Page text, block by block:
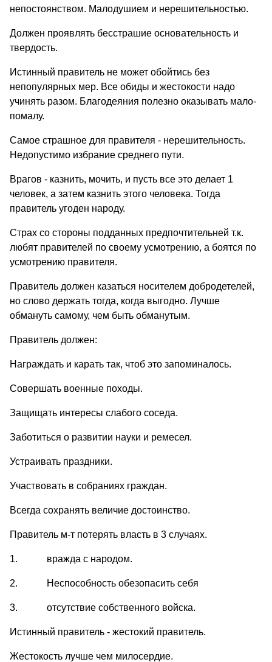
непостоянством. Малодушием и нерешительностью.
Должен проявлять бесстрашие основательность и
твердость.
Истинный правитель не может обойтись без
непопулярных мер. Все обиды и жестокости надо
учинять разом. Благодеяния полезно оказывать мало-
помалу.
Самое страшное для правителя - нерешительность.
Недопустимо избрание среднего пути.
Врагов - казнить, мочить, и пусть все это делает 1
человек, а затем казнить этого человека. Тогда
правитель угоден народу.
Страх со стороны подданных предпочтительней т.к.
любят правителей по своему усмотрению, а боятся по
усмотрению правителя.
Правитель должен казаться носителем добродетелей,
но слово держать тогда, когда выгодно. Лучше
обмануть самому, чем быть обманутым.
Правитель должен:
Награждать и карать так, чтоб это запоминалось.
Совершать военные походы.
Защищать интересы слабого соседа.
Заботиться о развитии науки и ремесел.
Устраивать праздники.
Участвовать в собраниях граждан.
Всегда сохранять величие достоинство.
Правитель м-т потерять власть в 3 случаях.
1. вражда с народом.
2. Неспособность обезопасить себя
3. отсутствие собственного войска.
Истинный правитель - жестокий правитель.
Жестокость лучше чем милосердие.